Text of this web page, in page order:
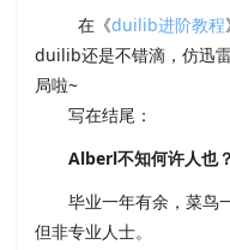
在《duilib进阶教程
duilib还是不错滴，仿迅
局啦~
写在结尾：
Alberl不知何许人也？
毕业一年有余，菜鸟一
但非专业人士。